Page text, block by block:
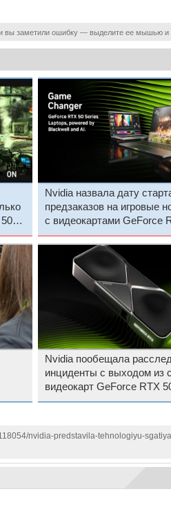
вы заметили ошибку — выделите ее мышью и
й
Nvidia назвала дату
предзаказов на игровые
с видеокартами GeForce
й серии
Nvidia пообещала
инциденты с выходом из
видеокарт GeForce RTX
nvidia-predstavila-tehnologiyu-